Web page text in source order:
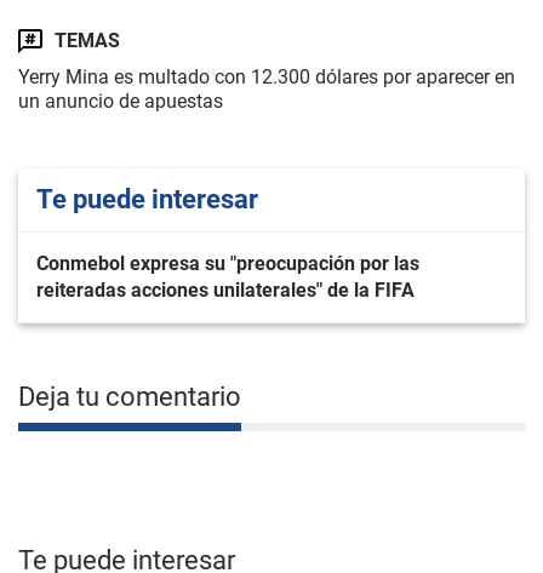
TEMAS
Yerry Mina es multado con 12.300 dólares por aparecer en
un anuncio de apuestas
Te puede interesar
Conmebol expresa su "preocupación por las
reiteradas acciones unilaterales" de la FIFA
Deja tu comentario
Te puede interesar